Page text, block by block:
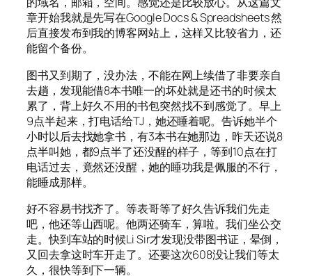
章开始我就是先写在Google Docs & Spreadsheets 然
后直接发布到我的博客网站上，这样又比较省力，还
能留个备份。
图书又到期了，没办法，不能在网上续借了非要亲自
去趟，发现能借8本书唯一的坏处就是还书的时候太
累了，背上好久不用的书包突然找不到感觉了。早上
9点半起来，打电话给TJ，她还睡着呢。告诉她半个
小时以后去找她拿书，有3本书在她那边，昨天还说8
点半叫她，都9点半了还没醒的样子，等到10点在打
电话过去，竟然还没醒，她的睡功我是佩服的不行，
能睡成那样。
好不容易书找齐了。等表哥等了好久告诉我们先走
吧，他还等山西呢。他两还骑车，算啦。我们坐公交
走。快到车站的时候Li Sir才发现没带图书证，晕倒，
又回去拿这时车开走了。还要这次608没让我们等太
久，很快等到下一辆。